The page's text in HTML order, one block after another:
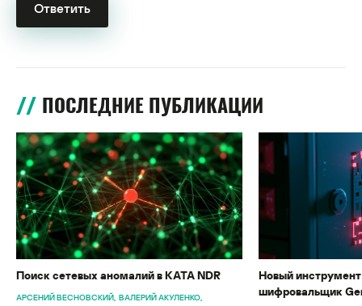
ПОСЛЕДНИЕ ПУБЛИКАЦИИ
Поиск сетевых аномалий в KATA NDR
АРСЕНИЙ ВЕСНОВСКИЙ ВАЛЕРИЙ АКУЛЕНКО
Новый
шифровальщик